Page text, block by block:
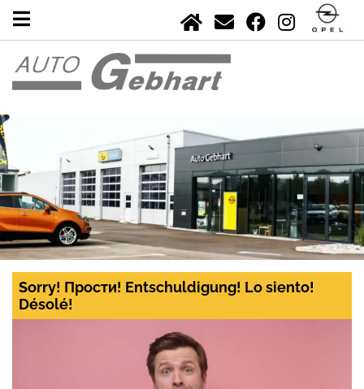
Sorry! Прости! Entschuldigung! Lo siento!
Désolé!